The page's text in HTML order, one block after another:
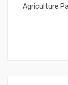
Agriculture